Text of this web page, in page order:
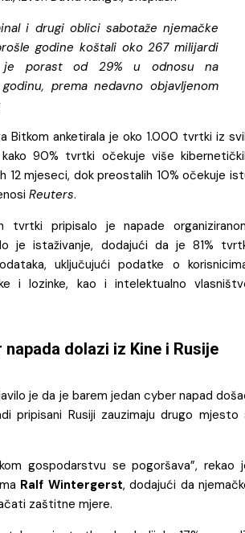
i drugi oblici sabotaže njemačke
godine koštali oko 267 milijardi
porast od 29% u odnosu na
prema nedavno objavljenom
Bitkom anketirala je oko 1.000 tvrtki iz
90% tvrtki očekuje više
12 mjeseci, dok preostalih 10% očekuje
Reuters.
tvrtki pripisalo je napade
je istaživanje, dodajući da je 81%
uključujući podatke o
i lozinke, kao i intelektualno
napada dolazi iz Kine i Rusije
je da je barem jedan cyber napad
pripisani Rusiji zauzimaju drugo mjesto
gospodarstvu se pogoršava”, rekao
Ralf Wintergerst, dodajući da
zaštitne mjere.